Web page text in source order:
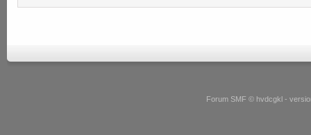
Forum SMF © hvdcgkl -